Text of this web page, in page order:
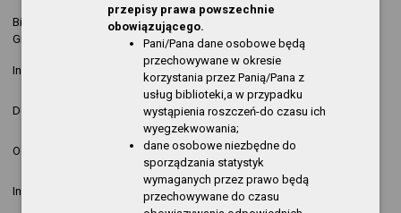
Biblioteka Publiczna w
Gryfinie
2025-06-06
13:39:28
Informacja o działalności
2025-04-02
07:43:43
Krzysztof
Kopija
Dostępność
2025-03-21
12:07:27
Krzysztof
Kopija
Ogłoszenia
2024-11-13
13:43:09
Krzysztof
Kopija
Informacja o działalności
2024-04-10
14:29:36
Krzysztof
Kopija
przepisy prawa powszechnie
obowiązującego.
Pani/Pana dane osobowe będą
przechowywane w okresie
korzystania przez Panią/Pana z
usług biblioteki,a w przypadku
wystąpienia roszczeń-do czasu ich
wyegzekwowania;
dane osobowe niezbędne do
sporządzania statystyk
wymaganych przez prawo będą
przechowywane do czasu